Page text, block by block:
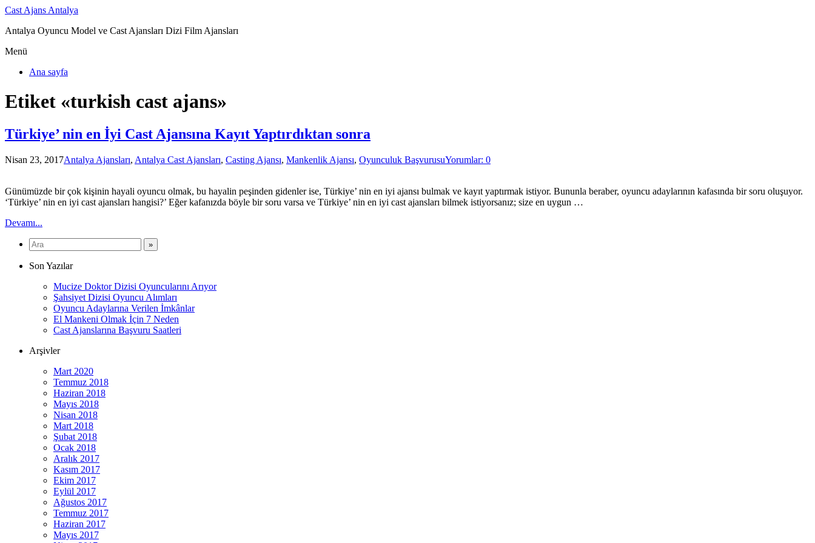
Cast Ajans Antalya
Antalya Oyuncu Model ve Cast Ajansları Dizi Film Ajansları
Menü
Ana sayfa
Etiket «turkish cast ajans»
Türkiye’ nin en İyi Cast Ajansına Kayıt Yaptırdıktan sonra
Nisan 23, 2017Antalya Ajansları, Antalya Cast Ajansları, Casting Ajansı, Mankenlik Ajansı, Oyunculuk BaşvurusuYorumlar: 0
Günümüzde bir çok kişinin hayali oyuncu olmak, bu hayalin peşinden gidenler ise, Türkiye’ nin en iyi ajansı bulmak ve kayıt yaptırmak istiyor. Bununla beraber, oyuncu adaylarının kafasında bir soru oluşuyor.
‘Türkiye’ nin en iyi cast ajansları hangisi?’ Eğer kafanızda böyle bir soru varsa ve Türkiye’ nin en iyi cast ajansları bilmek istiyorsanız; size en uygun …
Devamı...
Son Yazılar
Mucize Doktor Dizisi Oyuncularını Arıyor
Şahsiyet Dizisi Oyuncu Alımları
Oyuncu Adaylarına Verilen İmkânlar
El Mankeni Olmak İçin 7 Neden
Cast Ajanslarına Başvuru Saatleri
Arşivler
Mart 2020
Temmuz 2018
Haziran 2018
Mayıs 2018
Nisan 2018
Mart 2018
Şubat 2018
Ocak 2018
Aralık 2017
Kasım 2017
Ekim 2017
Eylül 2017
Ağustos 2017
Temmuz 2017
Haziran 2017
Mayıs 2017